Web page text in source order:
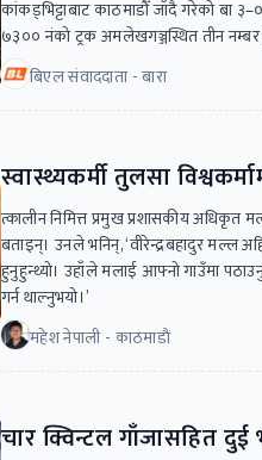
कांकड्भिट्टाबाट काठमाडौँ जाँदै गरेको
७३०० नंको ट्रक अमलेखगञ्जस्थित तीन
बिएल संवाददाता - बारा
स्वास्थ्यकर्मी तुलसा
त्कालीन निमित्त प्रमुख प्रशासकीय
बताइन्। उनले भनिन्, ‘वीरेन्द्रबहादुर मल्ल
हुनुहुन्थ्यो। उहाँले मलाई आफ्नो गाउँमा
गर्न थाल्नुभयो।’
महेश नेपाली - काठमाडाैं
चार क्विन्टल गाँजासहित दुई